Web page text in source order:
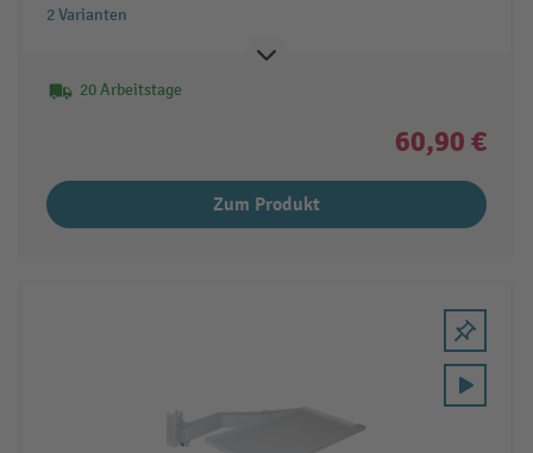
2 Varianten
20 Arbeitstage
60,90 €
Zum Produkt